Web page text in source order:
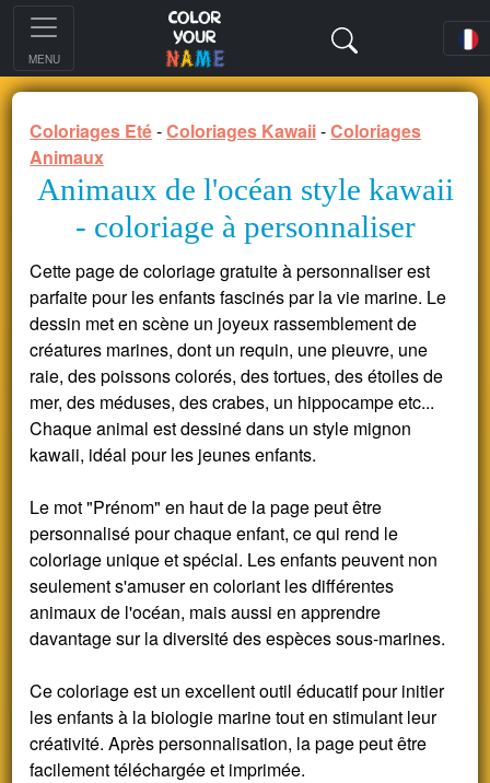
MENU
Coloriages Eté-Coloriages Kawaii-Coloriages
Animaux
Animaux de l'océan style kawaii
- coloriage à personnaliser
Cette page de coloriage gratuite à personnaliser est
parfaite pour les enfants fascinés par la vie marine. Le
dessin met en scène un joyeux rassemblement de
créatures marines, dont un requin, une pieuvre, une
raie, des poissons colorés, des tortues, des étoiles de
mer, des méduses, des crabes, un hippocampe etc...
Chaque animal est dessiné dans un style mignon
kawaii, idéal pour les jeunes enfants.
Le mot "Prénom" en haut de la page peut être
personnalisé pour chaque enfant, ce qui rend le
coloriage unique et spécial. Les enfants peuvent non
seulement s'amuser en coloriant les différentes
animaux de l'océan, mais aussi en apprendre
davantage sur la diversité des espèces sous-marines.
Ce coloriage est un excellent outil éducatif pour initier
les enfants à la biologie marine tout en stimulant leur
créativité. Après personnalisation, la page peut être
facilement téléchargée et imprimée.